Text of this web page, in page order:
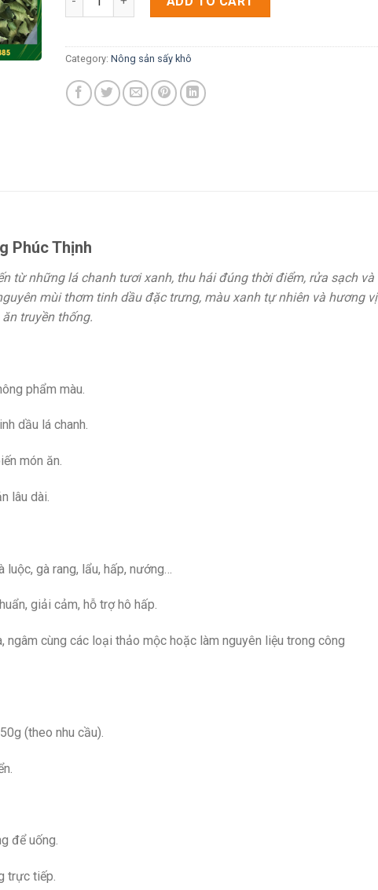
Category: Nông sản sấy khô
Phúc Thịnh
từ những lá chanh tươi xanh, thu hái đúng thời điểm, rửa sạch và
mùi thơm tinh dầu đặc trưng, màu xanh tự nhiên và hương vị
truyền thống.
phẩm màu.
dầu lá chanh.
món ăn.
lâu dài.
gà rang, lẩu, hấp, nướng…
giải cảm, hỗ trợ hô hấp.
ngâm cùng các loại thảo mộc hoặc làm nguyên liệu trong công
(theo nhu cầu).
để uống.
trực tiếp.